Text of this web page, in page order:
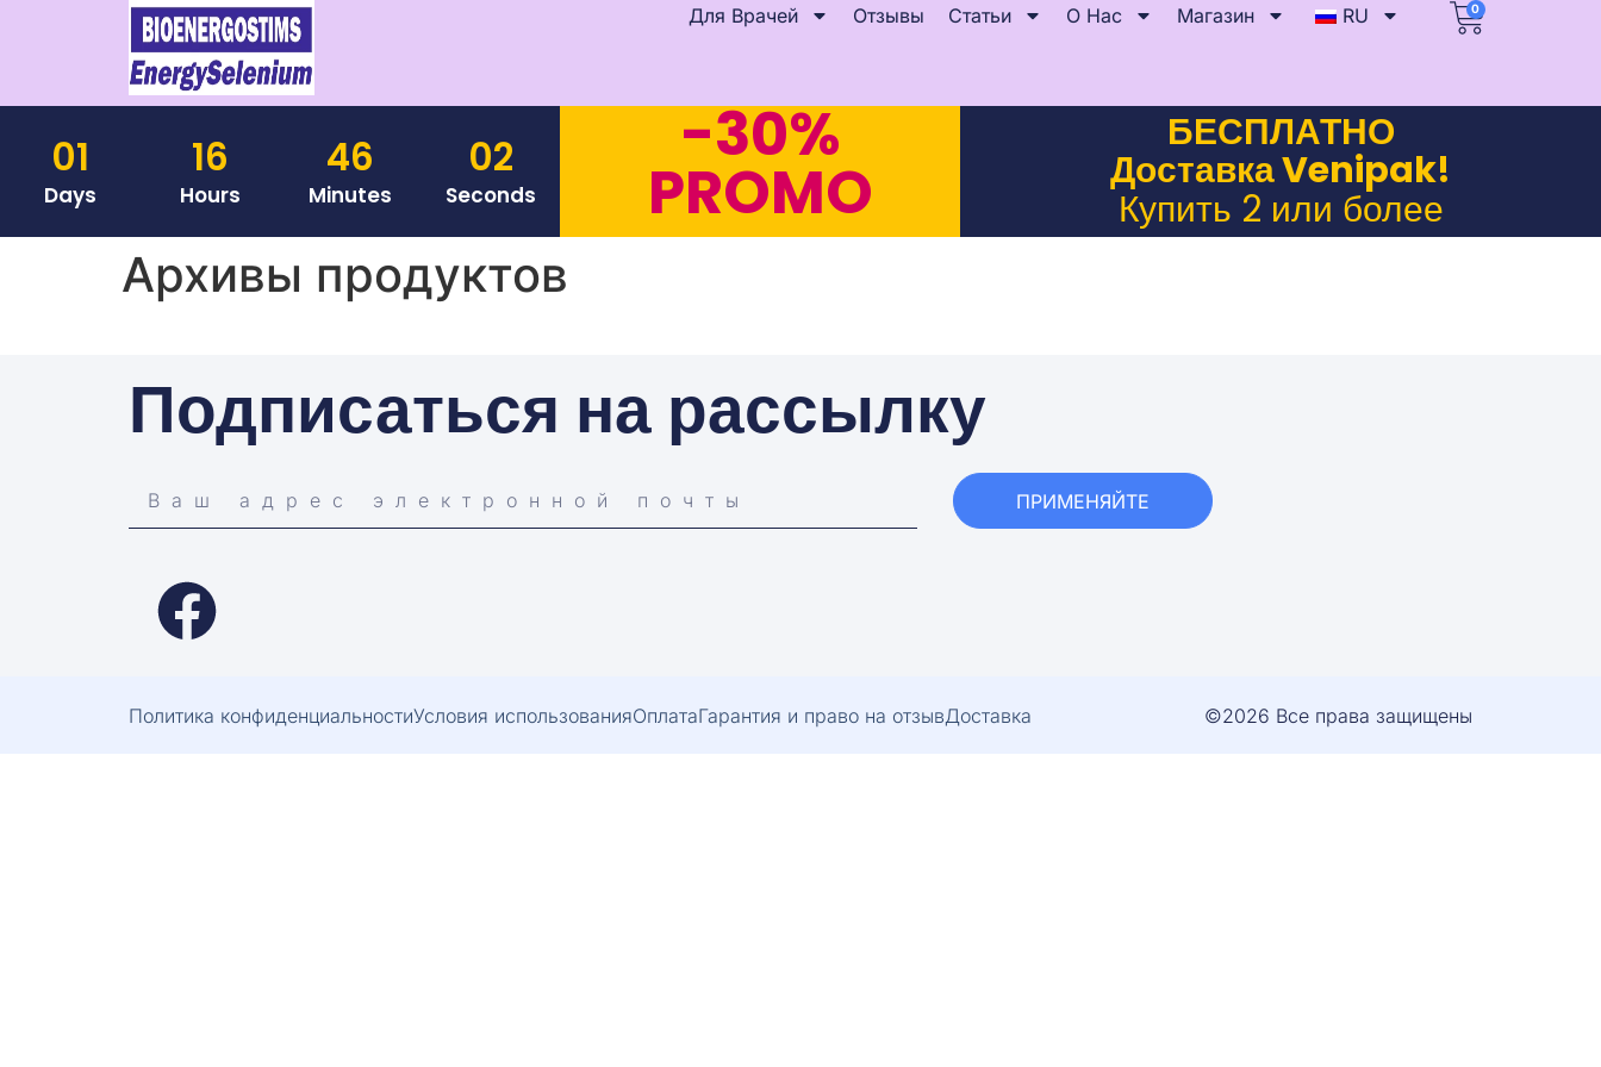
Для Врачей Отзывы Статьи О Нас Магазин RU 0
01
Days
16
Hours
46
Minutes
02
Seconds
-30%
PROMO
БЕСПЛАТНО
Доставка Venipak!
Купить 2 или более
Архивы продуктов
Подписаться на рассылку
ПРИМЕНЯЙТЕ
Политика конфиденциальностиУсловия использованияОплатаГарантия и право на отзывДоставка ©2026 Все права защищены